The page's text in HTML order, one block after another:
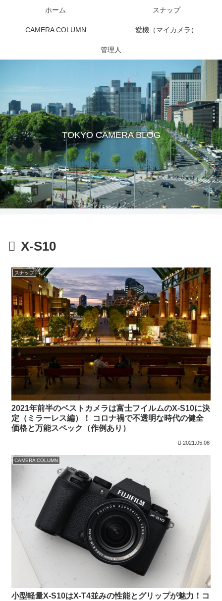
TOKYO CAMERA BLOG
ホーム スナップ
CAMERA COLUMN 愛機（マイカメラ）
管理人
X-S10
スナップ
2021年前半のベストカメラは富士フイルムのX-S10に決
定（ミラーレス編）！ コロナ禍で不透明な時代の健全
価格と万能スペック（作例あり）
2021.05.08
CAMERA COLUMN
小型軽量X-S10はX-T4並みの性能とグリップが魅力！コ